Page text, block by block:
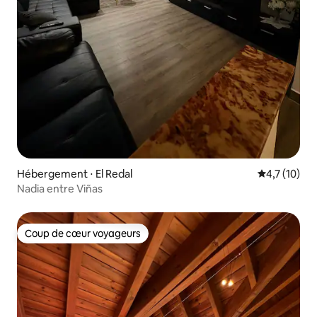
Hébergement ⋅ El Redal Évaluation
4,7 (10)
Nadia entre Viñas
Coup de cœur voyageurs
Coup de cœur voyageurs